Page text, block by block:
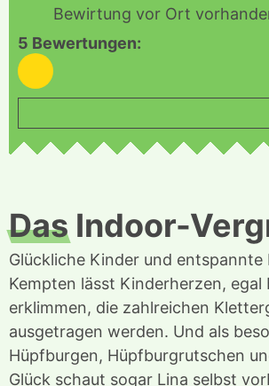
Das Indoor-
Glückliche Kinder und
Kempten lässt Kinderherzen,
erklimmen, die zahlreichen
ausgetragen werden. Und als
Hüpfburgen, Hüpfburgrutschen
Glück schaut sogar Lina selbst
Bewirtung vor Ort
5 Bewertungen:
3